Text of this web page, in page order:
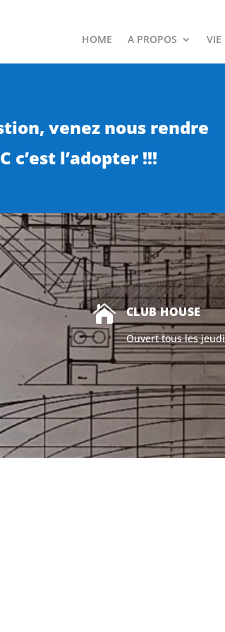
HOME A PROPOS VIE
venez nous rendre
c’est l’adopter !!!
 CLUB HOUSE
Ouvert tous les